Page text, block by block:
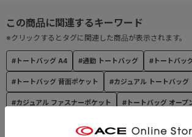
背負ったままでもアクセスできるポケットには、
スマートフォンや定期など、サッと取り出した
フロントにあしらったオリジナルチャームはキ
も使用可能。
フロントポケット内のキーリングに取り付けれ
#トートバッグ A4 #通勤 トートバッグ #トートバッ
#トートバッグ 背面ポケット #カジュアル トートバッグ
#カジュアル ファスナーポケット #トートバッグ オープ
※クリックするとタグに関連した商品が表示されます。